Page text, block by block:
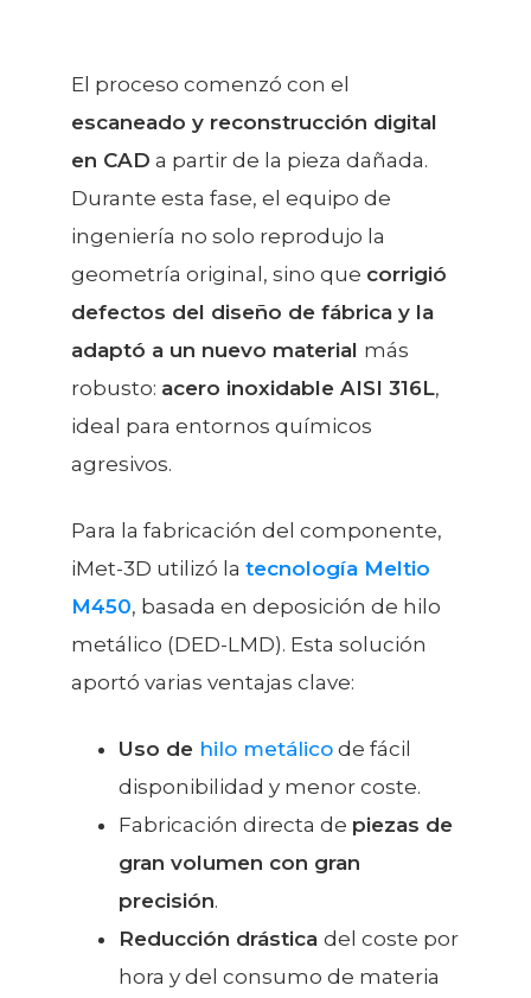
El proceso comenzó con el
escaneado y reconstrucción digital
en CAD a partir de la pieza dañada.
Durante esta fase, el equipo de
ingeniería no solo reprodujo la
geometría original, sino que corrigió
defectos del diseño de fábrica y la
adaptó a un nuevo material más
robusto: acero inoxidable AISI 316L,
ideal para entornos químicos
agresivos.
Para la fabricación del componente,
iMet-3D utilizó la tecnología Meltio
M450, basada en deposición de hilo
metálico (DED-LMD). Esta solución
aportó varias ventajas clave:
Uso de hilo metálico de fácil
disponibilidad y menor coste.
Fabricación directa de piezas de
gran volumen con gran
precisión.
Reducción drástica del coste por
hora y del consumo de materia